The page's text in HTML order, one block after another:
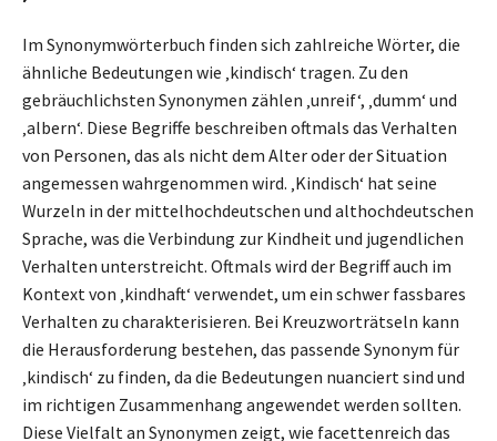
Im Synonymwörterbuch finden sich zahlreiche Wörter, die
ähnliche Bedeutungen wie ‚kindisch‘ tragen. Zu den
gebräuchlichsten Synonymen zählen ‚unreif‘, ‚dumm‘ und
‚albern‘. Diese Begriffe beschreiben oftmals das Verhalten
von Personen, das als nicht dem Alter oder der Situation
angemessen wahrgenommen wird. ‚Kindisch‘ hat seine
Wurzeln in der mittelhochdeutschen und althochdeutschen
Sprache, was die Verbindung zur Kindheit und jugendlichen
Verhalten unterstreicht. Oftmals wird der Begriff auch im
Kontext von ‚kindhaft‘ verwendet, um ein schwer fassbares
Verhalten zu charakterisieren. Bei Kreuzworträtseln kann
die Herausforderung bestehen, das passende Synonym für
‚kindisch‘ zu finden, da die Bedeutungen nuanciert sind und
im richtigen Zusammenhang angewendet werden sollten.
Diese Vielfalt an Synonymen zeigt, wie facettenreich das